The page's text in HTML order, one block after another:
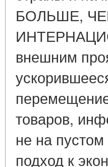
БОЛЬШЕ,
внешним
товаров,
не на
подход к